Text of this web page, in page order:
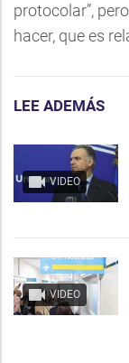
protocolar”,
hacer, que es
LEE ADEMÁS
VIDEO
VIDEO